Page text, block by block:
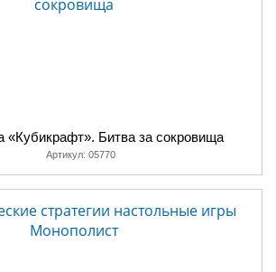
«Кубикрафт». Битва за сокровища
Артикул: 05770